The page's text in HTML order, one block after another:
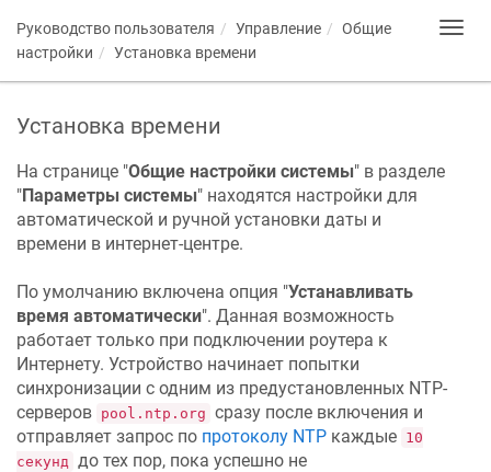
Руководство пользователя Управление
Общие
настройки
Установка времени
Установка времени
На странице "Общие настройки системы" в разделе
"Параметры системы" находятся настройки для
автоматической и ручной установки даты и
времени в интернет-центре.
По умолчанию включена опция "Устанавливать
время автоматически". Данная возможность
работает только при подключении роутера к
Интернету. Устройство начинает попытки
синхронизации с одним из предустановленных NTP-
серверов pool.ntp.org сразу после включения и
отправляет запрос по протоколу NTP каждые 10
секунд до тех пор, пока успешно не